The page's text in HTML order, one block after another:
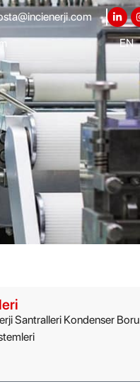
EN
Santralleri Kondenser Boru